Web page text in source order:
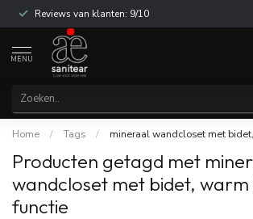
Reviews van klanten: 9/10
MENU
Home / Tags / mineraal wandcloset met
Producten getagd met
wandcloset met bidet, warm
functie